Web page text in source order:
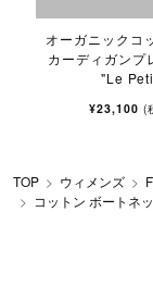
オーガニックコ
カーディガンプ
"Le
¥23,100 (
TOP ウィメンズ
コットン ボートネ